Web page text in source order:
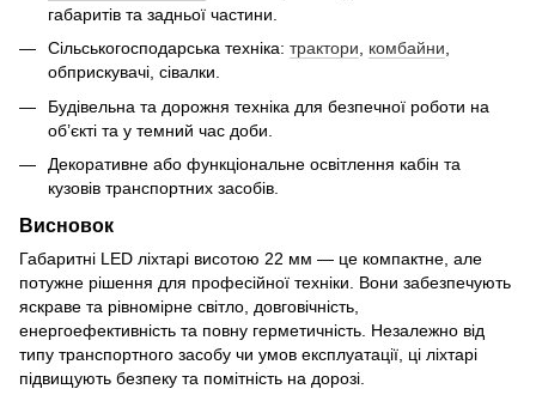
габаритів та задньої частини.
Сільськогосподарська техніка: трактори, комбайни,
обприскувачі, сівалки.
Будівельна та дорожня техніка для безпечної роботи на
об’єкті та у темний час доби.
Декоративне або функціональне освітлення кабін та
кузовів транспортних засобів.
Висновок
Габаритні LED ліхтарі висотою 22 мм — це компактне, але
потужне рішення для професійної техніки. Вони забезпечують
яскраве та рівномірне світло, довговічність,
енергоефективність та повну герметичність. Незалежно від
типу транспортного засобу чи умов експлуатації, ці ліхтарі
підвищують безпеку та помітність на дорозі.